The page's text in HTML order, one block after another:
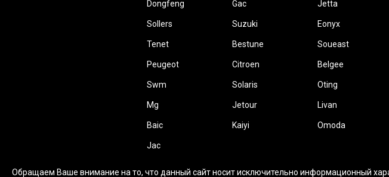
Dongfeng Gac Jetta
Sollers Suzuki Eonyx
Tenet Bestune Soueast
Peugeot Citroen Belgee
Swm Solaris Oting
Mg Jetour Livan
Baic Kaiyi Omoda
Jac
Обращаем Ваше внимание на то, что данный сайт носит исключительно информационный